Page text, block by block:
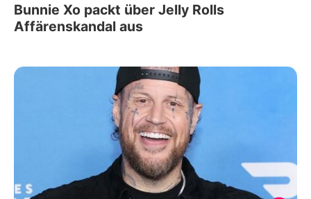
Bunnie Xo packt über Jelly Rolls
Affärenskandal aus